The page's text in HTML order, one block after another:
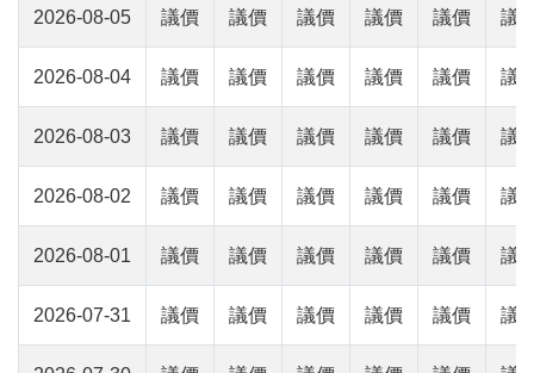
2026-08-05 議價 議價 議價 議價 議價 議
2026-08-04 議價 議價 議價 議價 議價 議
2026-08-03 議價 議價 議價 議價 議價 議
2026-08-02 議價 議價 議價 議價 議價 議
2026-08-01 議價 議價 議價 議價 議價 議
2026-07-31 議價 議價 議價 議價 議價 議